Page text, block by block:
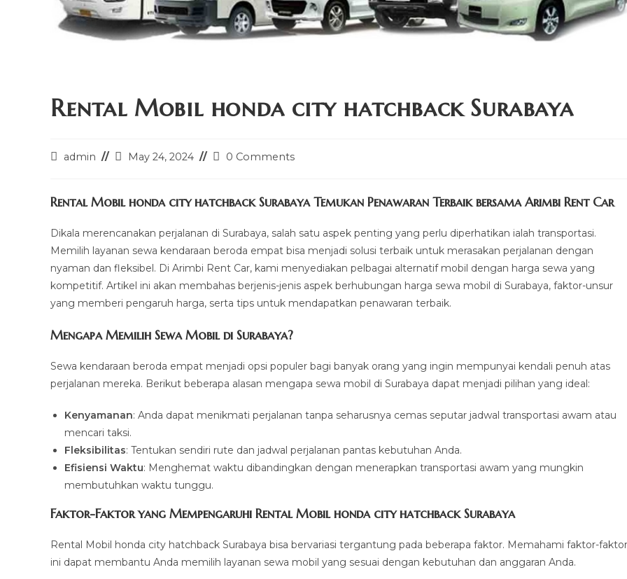
Rental Mobil honda city hatchback Surabaya
Postadmin
PostMay 24, 2024
Post0 Comments
Rental Mobil honda city hatchback Surabaya Temukan Penawaran Terbaik bersama Arimbi Rent Car
Dikala merencanakan perjalanan di Surabaya, salah satu aspek penting yang perlu diperhatikan ialah transportasi.
Memilih layanan sewa kendaraan beroda empat bisa menjadi solusi terbaik untuk merasakan perjalanan dengan
nyaman dan fleksibel. Di Arimbi Rent Car, kami menyediakan pelbagai alternatif mobil dengan harga sewa yang
kompetitif. Artikel ini akan membahas berjenis-jenis aspek berhubungan harga sewa mobil di Surabaya, faktor-unsur
yang memberi pengaruh harga, serta tips untuk mendapatkan penawaran terbaik.
Mengapa Memilih Sewa Mobil di Surabaya?
Sewa kendaraan beroda empat menjadi opsi populer bagi banyak orang yang ingin mempunyai kendali penuh atas
perjalanan mereka. Berikut beberapa alasan mengapa sewa mobil di Surabaya dapat menjadi pilihan yang ideal:
Kenyamanan: Anda dapat menikmati perjalanan tanpa seharusnya cemas seputar jadwal transportasi awam atau
mencari taksi.
Fleksibilitas: Tentukan sendiri rute dan jadwal perjalanan pantas kebutuhan Anda.
Efisiensi Waktu: Menghemat waktu dibandingkan dengan menerapkan transportasi awam yang mungkin
membutuhkan waktu tunggu.
Faktor-Faktor yang Mempengaruhi Rental Mobil honda city hatchback Surabaya
Rental Mobil honda city hatchback Surabaya bisa bervariasi tergantung pada beberapa faktor. Memahami faktor-faktor
ini dapat membantu Anda memilih layanan sewa mobil yang sesuai dengan kebutuhan dan anggaran Anda.